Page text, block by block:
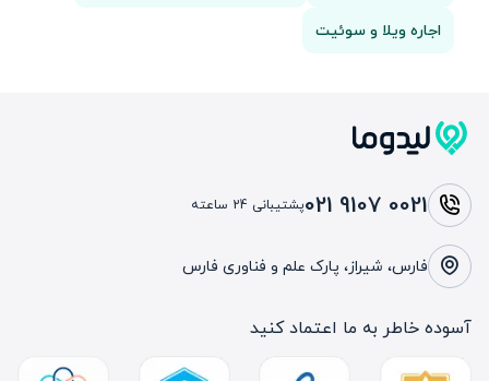
اجاره ویلا و سوئیت
021 9107 0021پشتیبانی 24 ساعته
فارس، شیراز، پارک علم و فناوری فارس
آسوده خاطر به ما اعتماد کنید